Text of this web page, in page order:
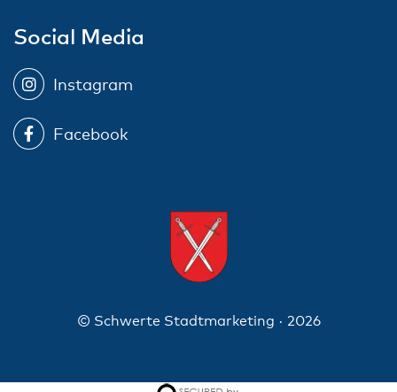
Social Media
Instagram
Facebook
© Schwerte Stadtmarketing · 2026